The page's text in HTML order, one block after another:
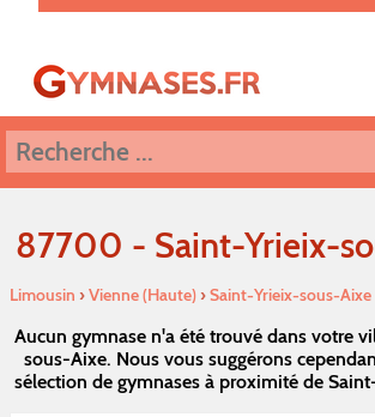
87700 - Saint-Yrieix-
Limousin ›Vienne (Haute)›Saint-Yrieix-sous-Aixe
Aucun gymnase n'a été trouvé dans votre
sous-Aixe. Nous vous suggérons
sélection de gymnases à proximité de